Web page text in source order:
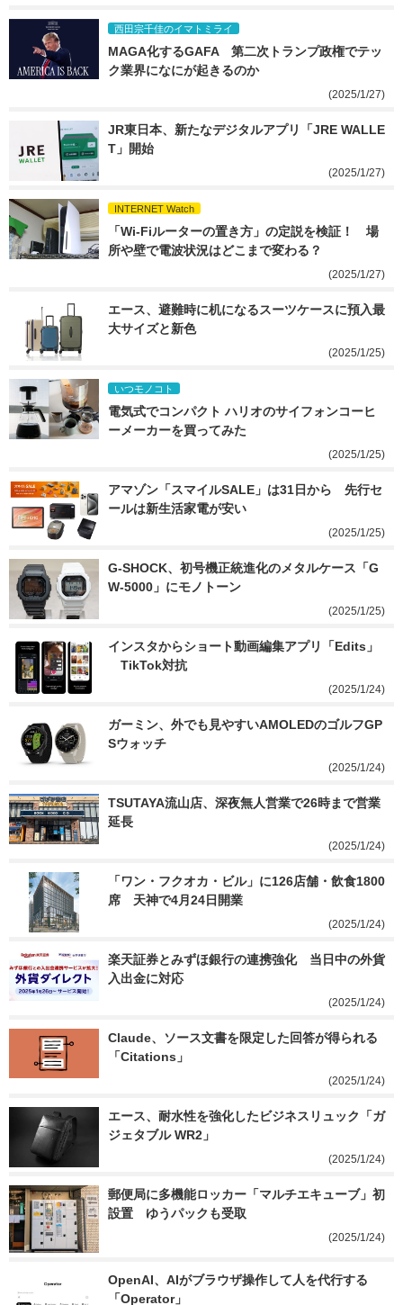
西田宗千佳のイマトミライ
MAGA化するGAFA　第二次トランプ政権でテッ
ク業界になにが起きるのか
(2025/1/27)
JR東日本、新たなデジタルアプリ「JRE WALLE
T」開始
(2025/1/27)
INTERNET Watch
「Wi-Fiルーターの置き方」の定説を検証！　場
所や壁で電波状況はどこまで変わる？
(2025/1/27)
エース、避難時に机になるスーツケースに預入最
大サイズと新色
(2025/1/25)
いつモノコト
電気式でコンパクト ハリオのサイフォンコーヒ
ーメーカーを買ってみた
(2025/1/25)
アマゾン「スマイルSALE」は31日から　先行セ
ールは新生活家電が安い
(2025/1/25)
G-SHOCK、初号機正統進化のメタルケース「G
W-5000」にモノトーン
(2025/1/25)
インスタからショート動画編集アプリ「Edits」
TikTok対抗
(2025/1/24)
ガーミン、外でも見やすいAMOLEDのゴルフGP
Sウォッチ
(2025/1/24)
TSUTAYA流山店、深夜無人営業で26時まで営業
延長
(2025/1/24)
「ワン・フクオカ・ビル」に126店舗・飲食1800
席　天神で4月24日開業
(2025/1/24)
楽天証券とみずほ銀行の連携強化　当日中の外貨
入出金に対応
(2025/1/24)
Claude、ソース文書を限定した回答が得られる
「Citations」
(2025/1/24)
エース、耐水性を強化したビジネスリュック「ガ
ジェタブル WR2」
(2025/1/24)
郵便局に多機能ロッカー「マルチエキューブ」初
設置　ゆうパックも受取
(2025/1/24)
OpenAI、AIがブラウザ操作して人を代行する
「Operator」